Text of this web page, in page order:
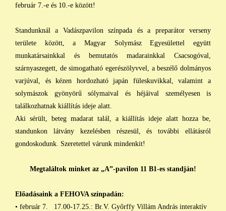
február 7.-e és 10.-e között!
Standunknál a Vadászpavilon színpada és a preparátor verseny
területe között, a Magyar Solymász Egyesülettel együtt
munkatársainkkal és bemutatós madarainkkal Csacsogóval,
szárnyaszegett, de simogatható egerészölyvvel, a beszélő dolmányos
varjúval, és kézen hordozható japán füleskuvikkal, valamint a
solymászok gyönyörű sólymaival és héjáival személyesen is
találkozhatnak kiállítás ideje alatt.
Aki sérült, beteg madarat talál, a kiállítás ideje alatt hozza be,
standunkon látvány kezelésben részesül, és további ellátásról
gondoskodunk. Szeretettel várunk mindenkit!
Megtaláltok minket az „A”-pavilon 11 B1-es standján!
Előadásaink a FEHOVA színpadán:
• február 7. 17.00-17.25.: Br.V. Győrffy Villám András interaktív